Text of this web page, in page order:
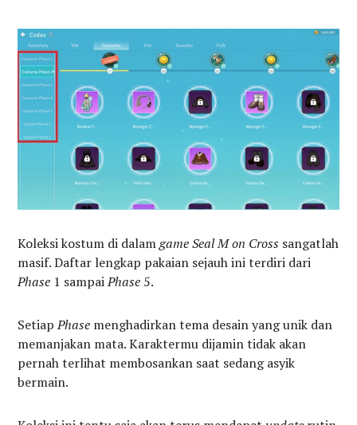
Koleksi kostum di dalamgame Seal M on Cross sangatlah
masif. Daftar lengkap pakaian sejauh ini terdiri dari
Phase 1 sampaiPhase 5.
SetiapPhase menghadirkan tema desain yang unik dan
memanjakan mata. Karaktermu dijamin tidak akan
pernah terlihat membosankan saat sedang asyik
bermain.